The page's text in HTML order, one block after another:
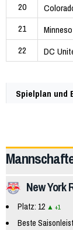
20
21
22
DC
Spielplan und
New York
Platz: 12 +1
Beste